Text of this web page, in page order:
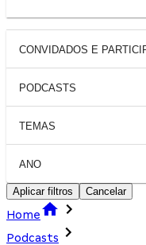
CONVIDADOS E
PODCASTS
TEMAS
ANO
Aplicar filtros Cancelar
Home
Podcasts